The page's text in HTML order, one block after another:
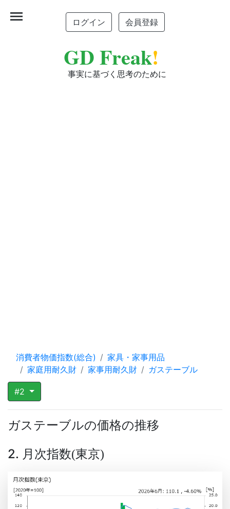
ログイン 会員登録
GD Freak!
事実に基づく思考のために
menu
消費者物価指数(総合)
家具・家事用品
家庭用耐久財
家事用耐久財 ガステーブル
#2
ガステーブルの価格の推移
2. 月次指数(東京)